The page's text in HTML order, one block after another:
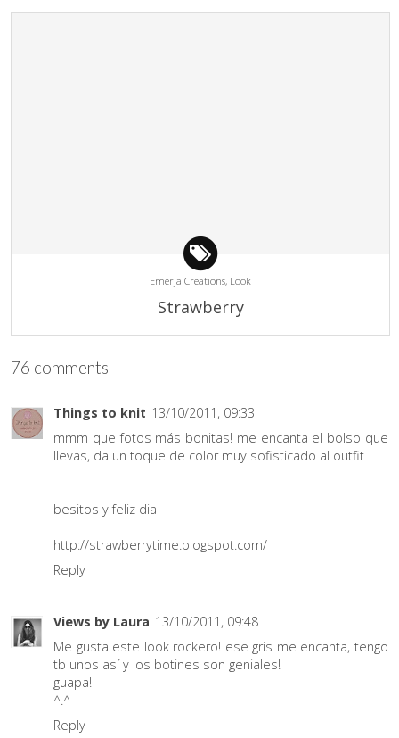
Emerja Creations, Look
Strawberry
76 comments
Things to knit 13/10/2011, 09:33
mmm que fotos más bonitas! me encanta el bolso que
llevas, da un toque de color muy sofisticado al outfit
besitos y feliz dia
http://strawberrytime.blogspot.com/
Reply
Views by Laura 13/10/2011, 09:48
Me gusta este look rockero! ese gris me encanta, tengo
tb unos así y los botines son geniales!
guapa!
^.^
Reply